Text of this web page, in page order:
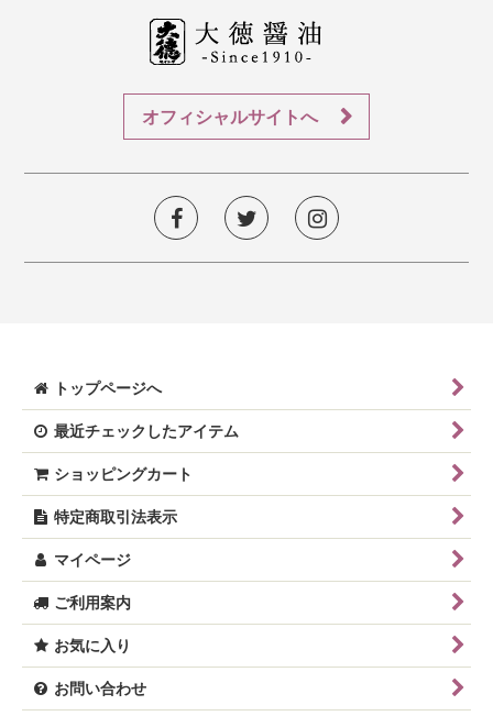
オフィシャルサイトへ
トップページへ
最近チェックしたアイテム
ショッピングカート
特定商取引法表示
マイページ
ご利用案内
お気に入り
お問い合わせ